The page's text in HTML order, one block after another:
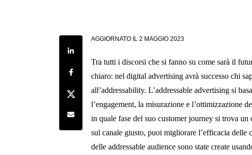
Share on LinkedIn
Share on Facebook
Share on Twitter
Share by e-mail
AGGIORNATO IL 2 MAGGIO 2023
Tra tutti i discorsi che si fanno su come sarà il
chiaro: nel digital advertising avrà successo chi
all’addressability. L’addressable advertising si
l’engagement, la misurazione e l’ottimizzazione
in quale fase del suo customer journey si trova
sul canale giusto, puoi migliorare l’efficacia
delle addressable audience sono state create